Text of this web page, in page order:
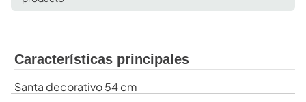
Características principales
Santa decorativo 54 cm